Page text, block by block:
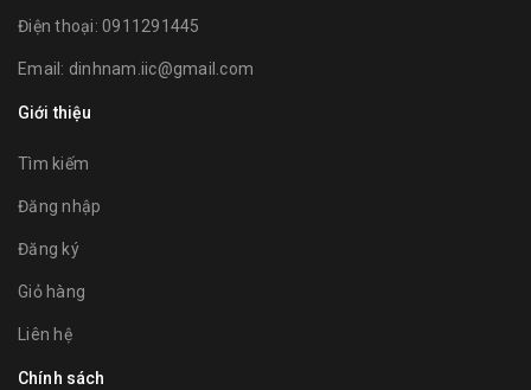
Điện thoại: 0911291445
Email: dinhnam.iic@gmail.com
Giới thiệu
Tìm kiếm
Đăng nhập
Đăng ký
Giỏ hàng
Liên hệ
Chính sách